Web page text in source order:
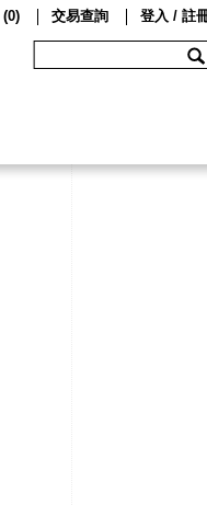
(0) 交易查詢 登入 / 註